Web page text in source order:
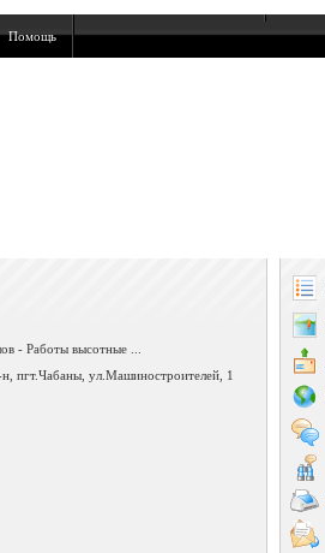
Помощь
- Работы высотные ...
пгт.Чабаны, ул.Машиностроителей, 1